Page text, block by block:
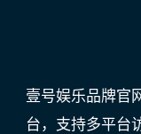
壹号娱乐品牌官
台，支持多平台